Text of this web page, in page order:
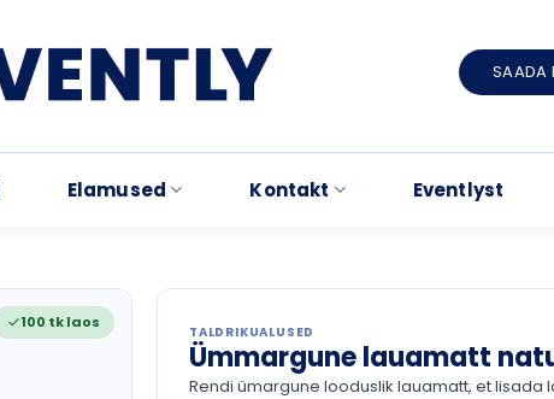
SAADA
Elamused Kontakt Eventlyst
100 tk laos
TALDRIKUALUSED
Ümmargune lauamatt
Rendi ümargune looduslik lauamatt, et